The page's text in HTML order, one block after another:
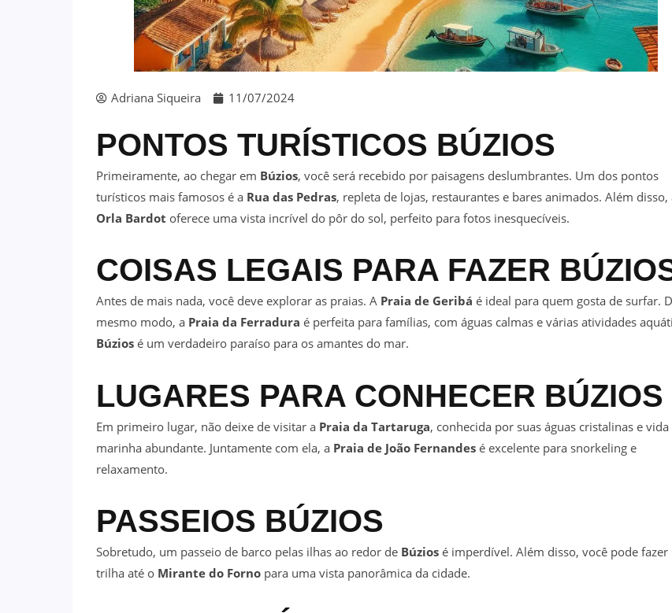
Adriana Siqueira 11/07/2024
PONTOS TURÍSTICOS BÚZIOS
Primeiramente, ao chegar em Búzios, você será recebido por paisagens deslumbrantes. Um dos pontos
turísticos mais famosos é a Rua das Pedras, repleta de lojas, restaurantes e bares animados. Além disso,
Orla Bardot oferece uma vista incrível do pôr do sol, perfeito para fotos inesquecíveis.
COISAS LEGAIS PARA FAZER
Antes de mais nada, você deve explorar as praias. A Praia de Geribá é ideal para quem gosta de surfar.
mesmo modo, a Praia da Ferradura é perfeita para famílias, com águas calmas e várias atividades
Búzios é um verdadeiro paraíso para os amantes do mar.
LUGARES PARA CONHECER BÚZIOS
Em primeiro lugar, não deixe de visitar a Praia da Tartaruga, conhecida por suas águas cristalinas e vida
marinha abundante. Juntamente com ela, a Praia de João Fernandes é excelente para snorkeling e
relaxamento.
PASSEIOS BÚZIOS
Sobretudo, um passeio de barco pelas ilhas ao redor de Búzios é imperdível. Além disso, você pode fazer
trilha até o Mirante do Forno para uma vista panorâmica da cidade.